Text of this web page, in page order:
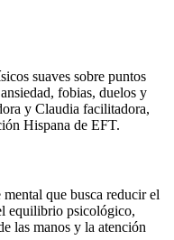
suaves sobre puntos
fobias, duelos y
y Claudia facilitadora,
Hispana de EFT.
que busca reducir el
equilibrio psicológico,
las manos y la atención